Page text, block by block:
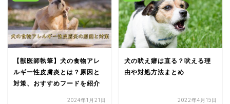
【獣医師執筆】犬の食物アレ
ルギー性皮膚炎とは？原因と
対策、おすすめフードを紹介
2024年1月21日
犬の吠え癖は直る？吠える理
由や対処方法まとめ
2022年4月15日